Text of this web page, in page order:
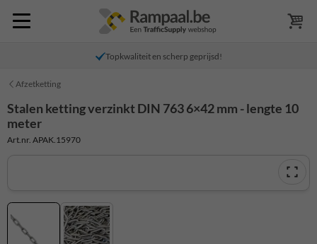
Topkwaliteit en scherp geprijsd!
Afzetketting
Stalen ketting verzinkt DIN 763 6×42 mm - lengte 10
meter
Art.nr. APAK.15970